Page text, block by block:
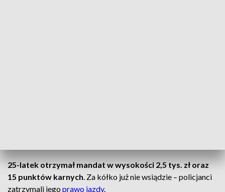
25-latek otrzymał mandat w wysokości 2,5 tys. zł oraz
15 punktów karnych. Za kółko już nie wsiądzie – policjanci
zatrzymali jego prawo jazdy.